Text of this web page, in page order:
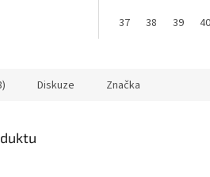
37 38 39 40
Diskuze Značka